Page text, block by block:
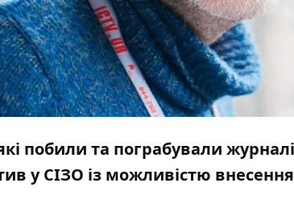
побили та пограбували
у СІЗО із можливістю